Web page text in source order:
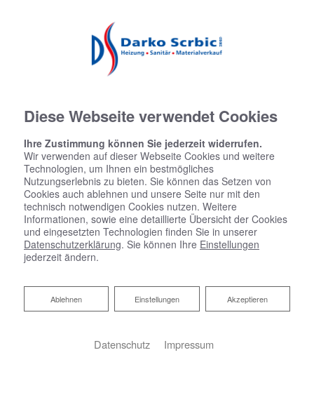
Facebook
Instagram
Impressum
Scrbic GmbH
53783 Eitorf
darkoscrbic@t-online.de
Diese Webseite verwendet Cookies
Ihre Zustimmung können Sie jederzeit widerrufen.
Wir verwenden auf dieser Webseite Cookies und weitere
Technologien, um Ihnen ein bestmögliches
Nutzungserlebnis zu bieten. Sie können das Setzen von
Cookies auch ablehnen und unsere Seite nur mit den
technisch notwendigen Cookies nutzen. Weitere
Informationen, sowie eine detaillierte Übersicht der Cookies
und eingesetzten Technologien finden Sie in unserer
Datenschutzerklärung. Sie können Ihre Einstellungen
jederzeit ändern.
Akzeptieren
Einstellungen
Ablehnen
Ablehnen
Datenschutz Impressum